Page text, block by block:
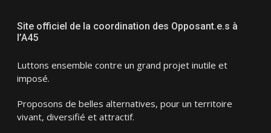
Site officiel de la coordination des Opposant.e.s à
l’A45
Luttons ensemble contre un grand projet inutile et
imposé.
Proposons de belles alternatives, pour un territoire
vivant, diversifié et attractif.